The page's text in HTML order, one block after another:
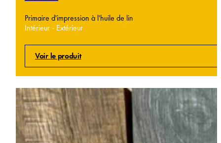
Primaire d'impression à l'huile de lin
Intérieur - Extérieur
Voir le produit